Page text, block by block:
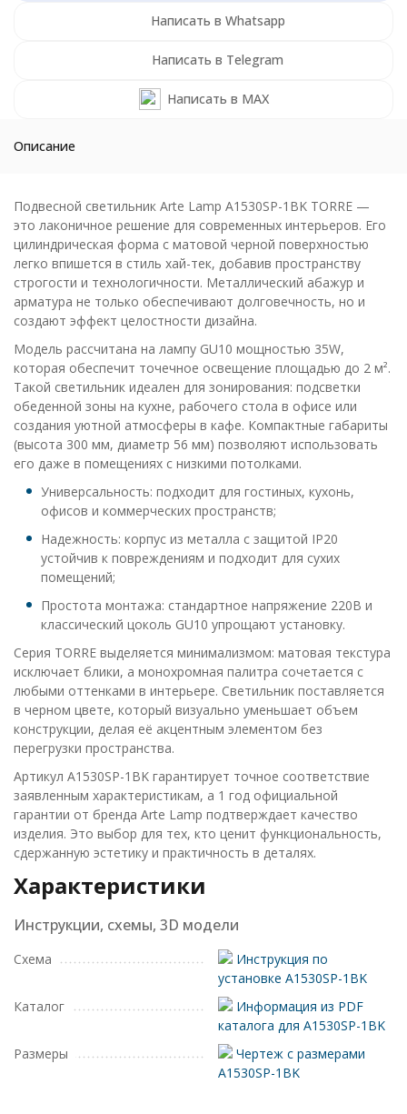
Написать в Whatsapp
Написать в Telegram
Написать в MAX
Описание
Подвесной светильник Arte Lamp A1530SP-1BK TORRE —
это лаконичное решение для современных интерьеров. Его
цилиндрическая форма с матовой черной поверхностью
легко впишется в стиль хай-тек, добавив пространству
строгости и технологичности. Металлический абажур и
арматура не только обеспечивают долговечность, но и
создают эффект целостности дизайна.
Модель рассчитана на лампу GU10 мощностью 35W,
которая обеспечит точечное освещение площадью до 2 м².
Такой светильник идеален для зонирования: подсветки
обеденной зоны на кухне, рабочего стола в офисе или
создания уютной атмосферы в кафе. Компактные габариты
(высота 300 мм, диаметр 56 мм) позволяют использовать
его даже в помещениях с низкими потолками.
Универсальность: подходит для гостиных, кухонь,
офисов и коммерческих пространств;
Надежность: корпус из металла с защитой IP20
устойчив к повреждениям и подходит для сухих
помещений;
Простота монтажа: стандартное напряжение 220В и
классический цоколь GU10 упрощают установку.
Серия TORRE выделяется минимализмом: матовая текстура
исключает блики, а монохромная палитра сочетается с
любыми оттенками в интерьере. Светильник поставляется
в черном цвете, который визуально уменьшает объем
конструкции, делая её акцентным элементом без
перегрузки пространства.
Артикул A1530SP-1BK гарантирует точное соответствие
заявленным характеристикам, а 1 год официальной
гарантии от бренда Arte Lamp подтверждает качество
изделия. Это выбор для тех, кто ценит функциональность,
сдержанную эстетику и практичность в деталях.
Характеристики
Инструкции, схемы, 3D модели
Схема
Инструкция по
установке A1530SP-1BK
Каталог
Информация из PDF
каталога для A1530SP-1BK
Размеры
Чертеж с размерами
A1530SP-1BK